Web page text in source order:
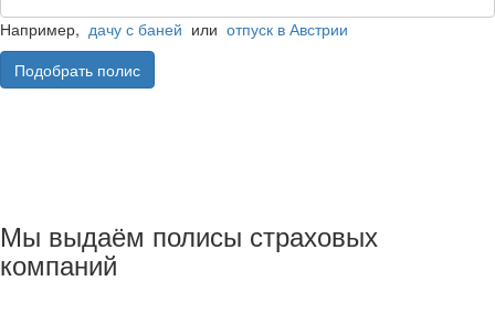
Например, дачу с баней или отпуск в Австрии
Подобрать полис
Мы выдаём полисы страховых
компаний